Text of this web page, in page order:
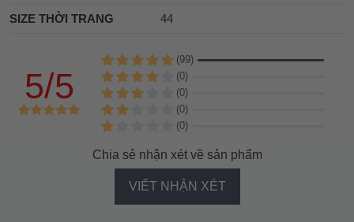
SIZE THỜI TRANG 44
5/5
(99)
(0)
(0)
(0)
(0)
Chia sẻ nhận xét về sản phẩm
VIẾT NHẬN XÉT